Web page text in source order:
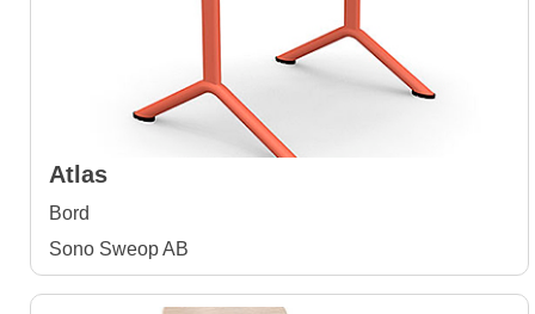
Atlas
Bord
Sono Sweop AB